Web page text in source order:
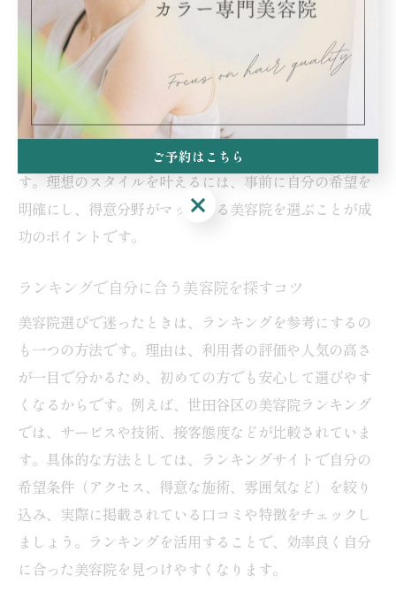
集まるエリアであるため、幅広いメニューや技術が選べ
るからです。たとえば、透明感のあるカラーや大人女性
向けの上品なグレイカラー、髪質改善を組み合わせた施
術などが充実しています。代表的な取り組みとして、施
術前のカウンセリングでトレンドと似合わせのバランス
を確認し、ダメージレスな薬剤を選ぶ美容院も多いで
す。理想のスタイルを叶えるには、事前に自分の希望を
明確にし、得意分野がマッチする美容院を選ぶことが成
功のポイントです。
ランキングで自分に合う美容院を探すコツ
美容院選びで迷ったときは、ランキングを参考にするの
も一つの方法です。理由は、利用者の評価や人気の高さ
が一目で分かるため、初めての方でも安心して選びやす
くなるからです。例えば、世田谷区の美容院ランキング
では、サービスや技術、接客態度などが比較されていま
す。具体的な方法としては、ランキングサイトで自分の
希望条件（アクセス、得意な施術、雰囲気など）を絞り
込み、実際に掲載されている口コミや特徴をチェックし
ましょう。ランキングを活用することで、効率良く自分
に合った美容院を見つけやすくなります。
ご予約はこちら
ご予約はこちら